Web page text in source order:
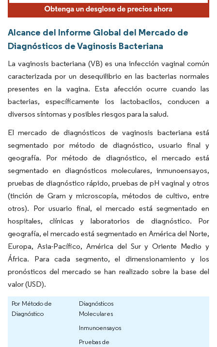
Alcance del Informe Global del Mercado de
Diagnósticos de Vaginosis Bacteriana
La vaginosis bacteriana (VB) es una infección vaginal común
caracterizada por un desequilibrio en las bacterias normales
presentes en la vagina. Esta afección ocurre cuando las
bacterias, específicamente los lactobacilos, conducen a
diversos síntomas y posibles riesgos para la salud.
El mercado de diagnósticos de vaginosis bacteriana está
segmentado por método de diagnóstico, usuario final y
geografía. Por método de diagnóstico, el mercado está
segmentado en diagnósticos moleculares, inmunoensayos,
pruebas de diagnóstico rápido, pruebas de pH vaginal y otros
(tinción de Gram y microscopía, métodos de cultivo, entre
otros). Por usuario final, el mercado está segmentado en
hospitales, clínicas y laboratorios de diagnóstico. Por
geografía, el mercado está segmentado en América del Norte,
Europa, Asia-Pacífico, América del Sur y Oriente Medio y
África. Para cada segmento, el dimensionamiento y los
pronósticos del mercado se han realizado sobre la base del
valor (USD).
Por Método de
Diagnóstico
Diagnósticos
Moleculares
Inmunoensayos
Pruebas de